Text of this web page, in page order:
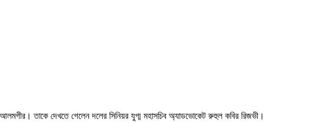
আলমগীর। তাকে দেখতে গেলেন দলের সিনিয়র যুগ্ম মহাসচিব অ্যাডভোকেট রুহুল কবির রিজভী।